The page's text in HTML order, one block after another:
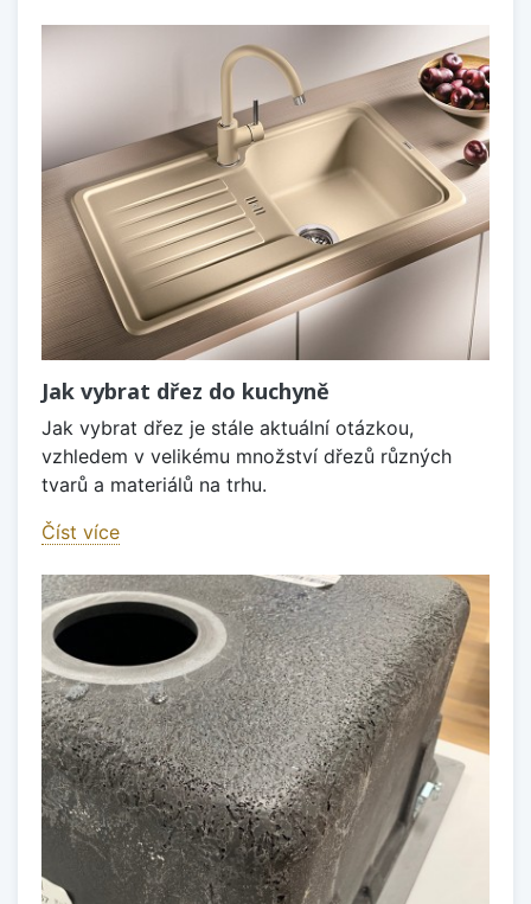
Jak vybrat dřez do kuchyně
Jak vybrat dřez je stále aktuální otázkou,
vzhledem v velikému množství dřezů různých
tvarů a materiálů na trhu.
Číst více